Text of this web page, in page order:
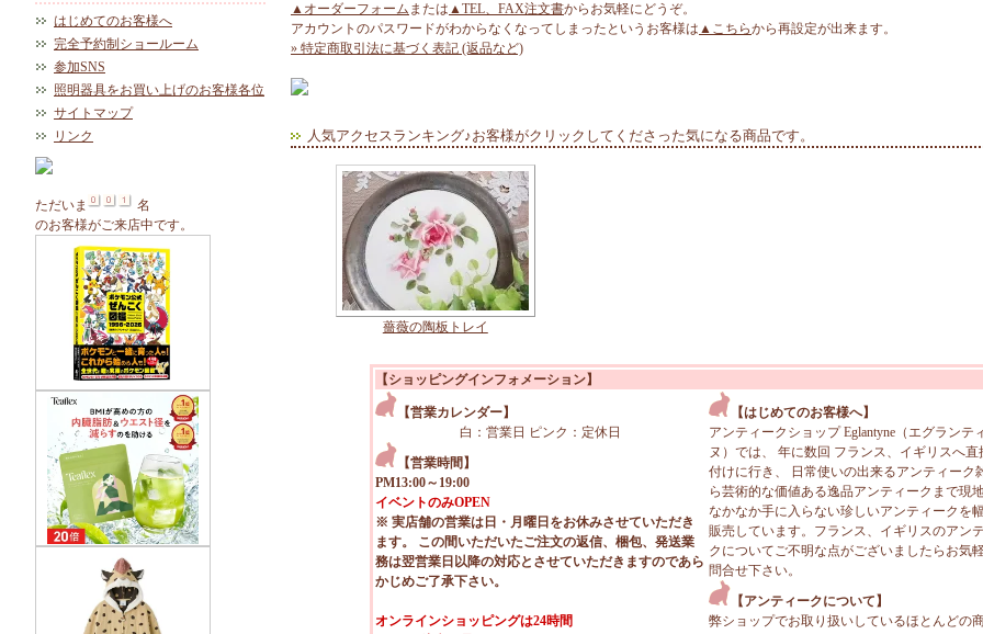
はじめてのお客様へ
完全予約制ショールーム
参加SNS
照明器具をお買い上げのお客様各位
サイトマップ
リンク
ただいま
名
のお客様がご来店中です。
▲オーダーフォーム または ▲TEL、FAX注文書からお気軽にどうぞ。
アカウントのパスワードがわからなくなってしまったというお客様は ▲こちらから再設定が出来ます。
» 特定商取引法に基づく表記 (返品など)
人気アクセスランキング♪お客様がクリックしてくださった気になる商品です。
薔薇の陶板トレイ
【ショッピングインフォメーション】
【営業カレンダー】
白：営業日 ピンク：定休日
【営業時間】
PM13:00～19:00
イベントのみOPEN
※ 実店舗の営業は日・月曜日をお休みさせていただき
ます。 この間いただいたご注文の返信、梱包、発送業
務は翌営業日以降の対応とさせていただきますのであら
かじめご了承下さい。
オンラインショッピングは24時間
【はじめてのお客様へ】
アンティークショップ Eglantyne（エグランテ
ヌ）では、 年に数回 フランス、イギリスへ直
付けに行き、 日常使いの出来るアンティーク
ら芸術的な価値ある逸品アンティークまで現
なかなか手に入らない珍しいアンティークを
販売しています。フランス、イギリスのアン
クについてご不明な点がございましたらお気
問合せ下さい。
【アンティークについて】
弊ショップでお取り扱いしているほとんどの